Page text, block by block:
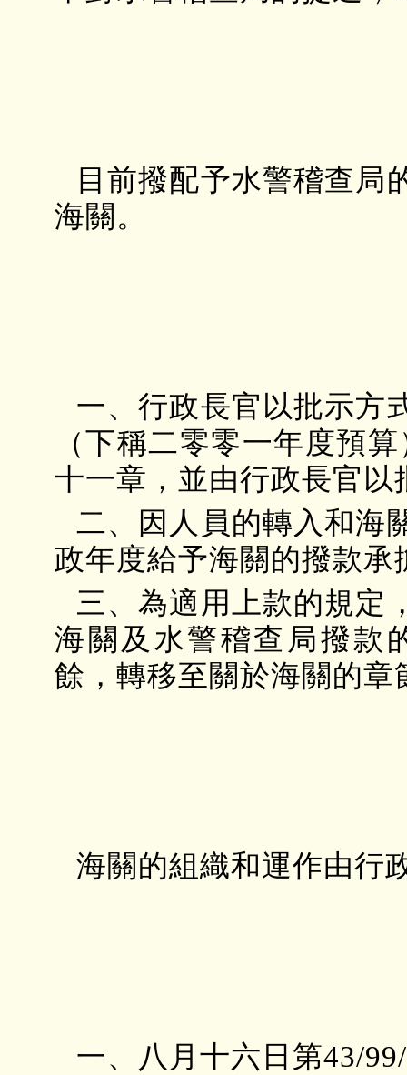
目前撥配予水警稽查局
海關。
一、行政長官以批示方
（下稱二零零一年度預
十一章，並由行政長官以
二、因人員的轉入和海
政年度給予海關的撥款承
三、為適用上款的規定
海關及水警稽查局撥款
餘，轉移至關於海關的章
海關的組織和運作由行
一、八月十六日第43/